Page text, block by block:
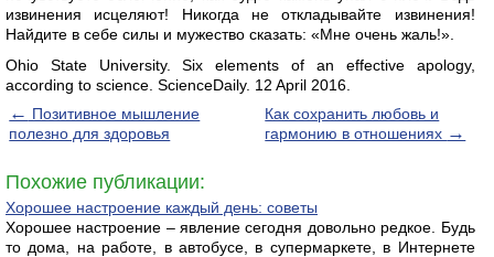
извинения исцеляют! Никогда не откладывайте извинения!
Найдите в себе силы и мужество сказать: «Мне очень жаль!».
Ohio State University. Six elements of an effective apology,
according to science. ScienceDaily. 12 April 2016.
← Позитивное мышление
полезно для здоровья
Как сохранить любовь и
гармонию в отношениях →
Похожие публикации:
Хорошее настроение каждый день: советы
Хорошее настроение – явление сегодня довольно редкое. Будь
то дома, на работе, в автобусе, в супермаркете, в Интернете